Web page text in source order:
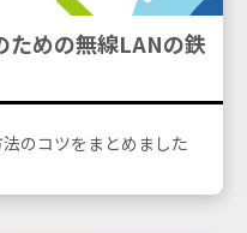
ための無線LANの鉄
のコツをまとめました